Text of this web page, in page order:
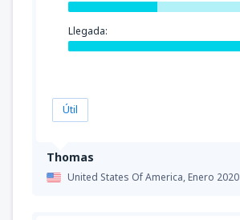
Thomas
United States Of America,Enero 2020
Llegada:
Útil